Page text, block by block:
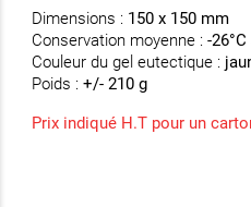
Dimensions : 150 x 150 mm
Conservation moyenne : -26°C
Couleur du gel eutectique :
Poids : +/- 210 g
Prix indiqué H.T pour un